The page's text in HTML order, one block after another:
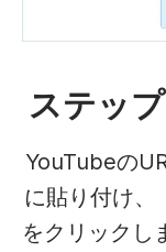
ステッ
YouTubeの
に貼り付け、
をクリックし